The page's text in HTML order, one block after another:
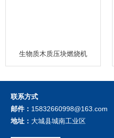
生物质木质压块燃烧机
联系方式
邮件： 15832660998@163.com
地址： 大城县城南工业区